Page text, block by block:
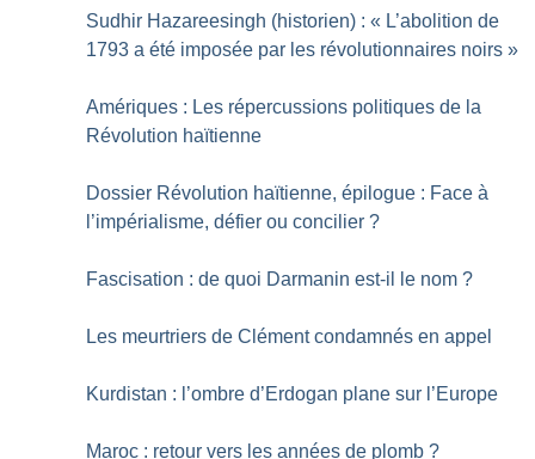
Sudhir Hazareesingh (historien) : « L’abolition de
1793 a été imposée par les révolutionnaires noirs »
Amériques : Les répercussions politiques de la
Révolution haïtienne
Dossier Révolution haïtienne, épilogue : Face à
l’impérialisme, défier ou concilier ?
Fascisation : de quoi Darmanin est-il le nom ?
Les meurtriers de Clément condamnés en appel
Kurdistan : l’ombre d’Erdogan plane sur l’Europe
Maroc : retour vers les années de plomb ?